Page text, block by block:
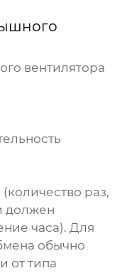
вентилятора
раз,
должен
часа). Для
обычно
от типа